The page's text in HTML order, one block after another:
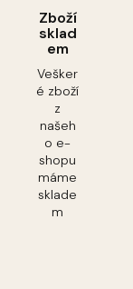
Zboží
sklad
em
Vešker
é zboží
z
našeh
o e-
shopu
máme
sklade
m